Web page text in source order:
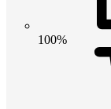
100%